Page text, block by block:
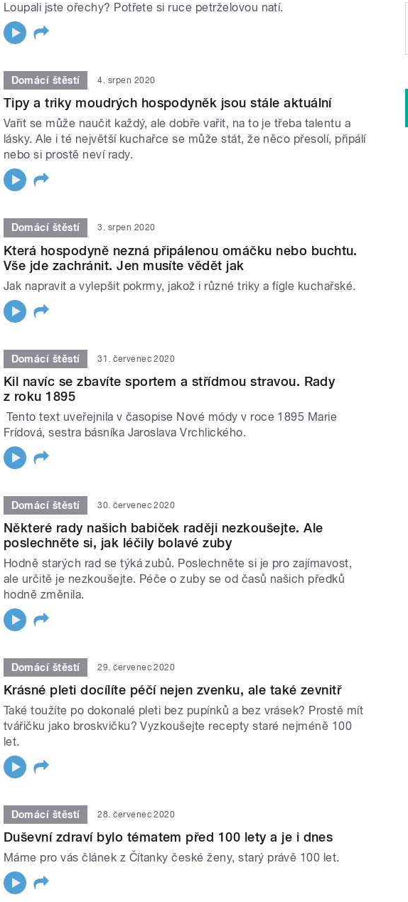
Loupali jste ořechy? Potřete si ruce petrželovou natí.
Domácí štěstí 4. srpen 2020
Tipy a triky moudrých hospodyněk jsou stále aktuální
Vařit se může naučit každý, ale dobře vařit, na to je třeba talentu a
lásky. Ale i té největší kuchařce se může stát, že něco přesolí, připálí
nebo si prostě neví rady.
Domácí štěstí 3. srpen 2020
Která hospodyně nezná připálenou omáčku nebo buchtu.
Vše jde zachránit. Jen musíte vědět jak
Jak napravit a vylepšit pokrmy, jakož i různé triky a fígle kuchařské.
Domácí štěstí 31. červenec 2020
Kil navíc se zbavíte sportem a střídmou stravou. Rady
z roku 1895
Tento text uveřejnila v časopise Nové módy v roce 1895 Marie
Frídová, sestra básníka Jaroslava Vrchlického.
Domácí štěstí 30. červenec 2020
Některé rady našich babiček raději nezkoušejte. Ale
poslechněte si, jak léčily bolavé zuby
Hodně starých rad se týká zubů. Poslechněte si je pro zajímavost,
ale určitě je nezkoušejte. Péče o zuby se od časů našich předků
hodně změnila.
Domácí štěstí 29. červenec 2020
Krásné pleti docílíte péčí nejen zvenku, ale také zevnitř
Také toužíte po dokonalé pleti bez pupínků a bez vrásek? Prostě mít
tvářičku jako broskvičku? Vyzkoušejte recepty staré nejméně 100
let.
Domácí štěstí 28. červenec 2020
Duševní zdraví bylo tématem před 100 lety a je i dnes
Máme pro vás článek z Čítanky české ženy, starý právě 100 let.